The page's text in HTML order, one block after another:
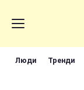
Люди Тренди